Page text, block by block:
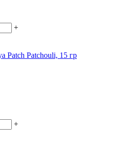
+
Patch Patchouli, 15 гр
+